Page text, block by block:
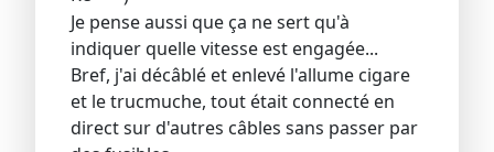
Je pense aussi que ça ne sert qu'à
indiquer quelle vitesse est engagée...
Bref, j'ai décâblé et enlevé l'allume cigare
et le trucmuche, tout était connecté en
direct sur d'autres câbles sans passer par